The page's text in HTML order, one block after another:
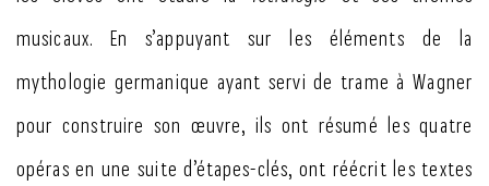
musicaux. En s’appuyant sur les éléments de la
mythologie germanique ayant servi de trame à Wagner
pour construire son œuvre, ils ont résumé les quatre
opéras en une suite d’étapes-clés, ont réécrit les textes